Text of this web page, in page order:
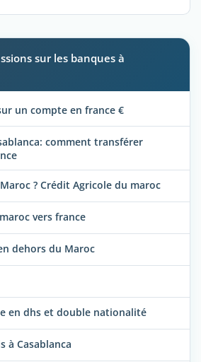
sur les banques à
un compte en france €
comment transférer
? Crédit Agricole du maroc
vers france
dehors du Maroc
en dhs et double nationalité
à Casablanca